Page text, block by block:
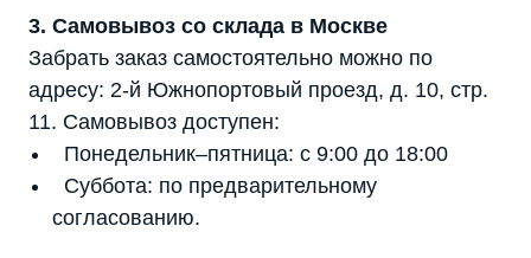
3. Самовывоз со склада в Москве
Забрать заказ самостоятельно можно по
адресу: 2-й Южнопортовый проезд, д. 10, стр.
11. Самовывоз доступен:
Понедельник–пятница: с 9:00 до 18:00
Суббота: по предварительному
согласованию.